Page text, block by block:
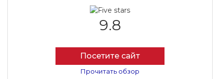
9.8
Посетите сайт
Прочитать обзор